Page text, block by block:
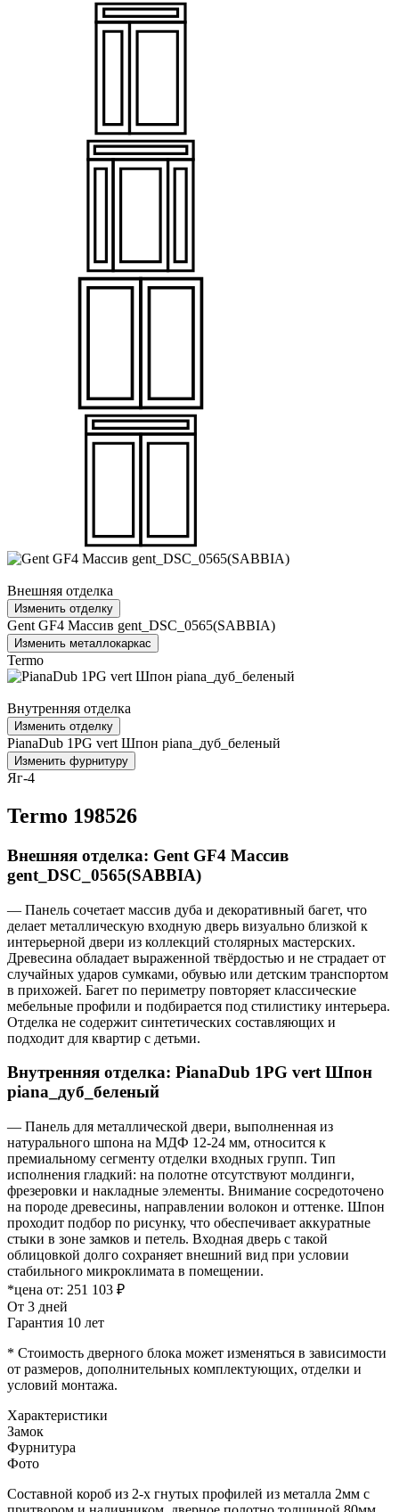
Внешняя отделка
Изменить отделку
Gent GF4 Массив gent_DSC_0565(SABBIA)
Изменить металлокаркас
Termo
Внутренняя отделка
Изменить отделку
PianaDub 1PG vert Шпон piana_дуб_беленый
Изменить фурнитуру
Яг-4
Termo 198526
Внешняя отделка: Gent GF4 Массив
gent_DSC_0565(SABBIA)
— Панель сочетает массив дуба и декоративный багет, что
делает металлическую входную дверь визуально близкой к
интерьерной двери из коллекций столярных мастерских.
Древесина обладает выраженной твёрдостью и не страдает от
случайных ударов сумками, обувью или детским транспортом
в прихожей. Багет по периметру повторяет классические
мебельные профили и подбирается под стилистику интерьера.
Отделка не содержит синтетических составляющих и
подходит для квартир с детьми.
Внутренняя отделка: PianaDub 1PG vert Шпон
piana_дуб_беленый
— Панель для металлической двери, выполненная из
натурального шпона на МДФ 12-24 мм, относится к
премиальному сегменту отделки входных групп. Тип
исполнения гладкий: на полотне отсутствуют молдинги,
фрезеровки и накладные элементы. Внимание сосредоточено
на породе древесины, направлении волокон и оттенке. Шпон
проходит подбор по рисунку, что обеспечивает аккуратные
стыки в зоне замков и петель. Входная дверь с такой
облицовкой долго сохраняет внешний вид при условии
стабильного микроклимата в помещении.
*цена от: 251 103 ₽
От 3 дней
Гарантия 10 лет
* Стоимость дверного блока может изменяться в зависимости
от размеров, дополнительных комплектующих, отделки и
условий монтажа.
Характеристики
Замок
Фурнитура
Фото
Составной короб из 2-х гнутых профилей из металла 2мм с